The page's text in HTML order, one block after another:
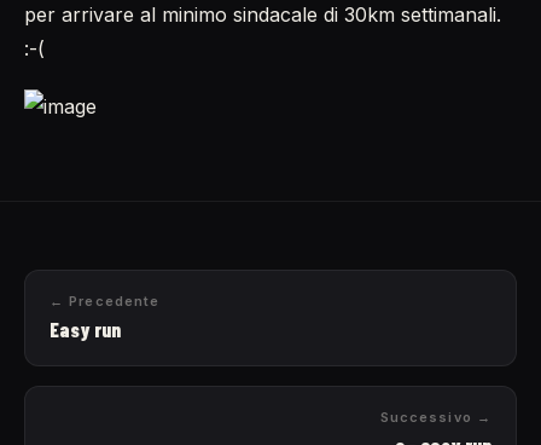
per arrivare al minimo sindacale di 30km settimanali.
:-(
← Precedente
Easy run
Successivo →